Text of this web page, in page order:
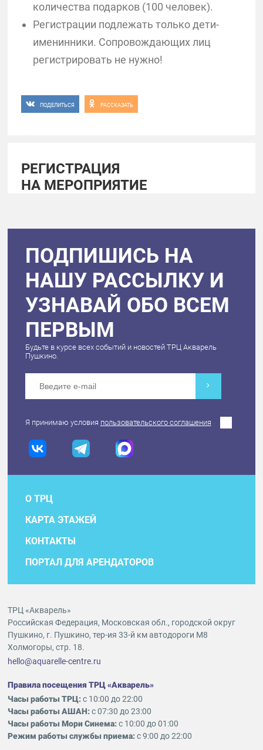
количества подарков (100 человек).
Регистрации подлежать только дети-
именинники. Сопровождающих лиц
регистрировать не нужно!
ПОДЕЛИТЬСЯ РАССКАЗАТЬ
РЕГИСТРАЦИЯ
НА МЕРОПРИЯТИЕ
ПОДПИШИСЬ НА
НАШУ РАССЫЛКУ И
УЗНАВАЙ ОБО ВСЕМ
ПЕРВЫМ
Будьте в курсе всех событий и новостей ТРЦ Акварель
Пушкино.
Я принимаю условия пользовательского соглашения
О ТРЦ
КАРТА ЭТАЖЕЙ
КОНТАКТЫ
ПОРТАЛ ДЛЯ АРЕНДАТОРОВ
ТРЦ «Акварель»
Российская Федерация, Московская обл., городской округ
Пушкино, г. Пушкино, тер-ия 33-й км автодороги М8
Холмогоры, стр. 18.
hello@aquarelle-centre.ru
Правила посещения ТРЦ «Акварель»
Часы работы ТРЦ:с 10:00 до 22:00
Часы работы АШАН:с 07:30 до 23:00
Часы работы Мори Синема:с 10:00 до 01:00
Режим работы службы приема:с 9:00 до 22:00